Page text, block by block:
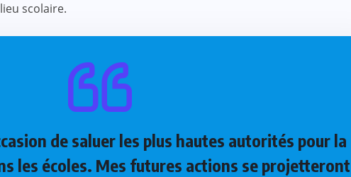
scolaire.
de saluer les plus hautes autorités pour la
les écoles. Mes futures actions se projetteront